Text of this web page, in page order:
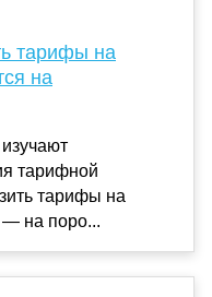
тарифы на
на
тарифной
тарифы на
— на поро...